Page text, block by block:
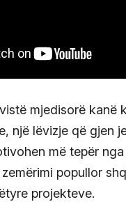
mjedisorë kanë
një lëvizje që gjen
më tepër
popullor
projekteve.